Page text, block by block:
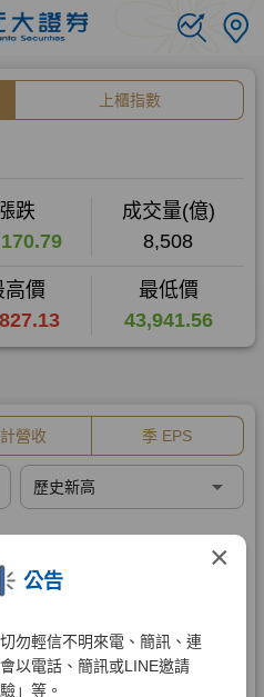
×
公告
勿輕信不明來電、簡訊、連
以電話、簡訊或LINE邀請
」等。